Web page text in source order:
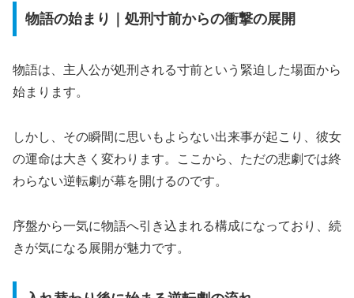
物語の始まり｜処刑寸前からの衝撃の展開
物語は、主人公が処刑される寸前という緊迫した場面から
始まります。
しかし、その瞬間に思いもよらない出来事が起こり、彼女
の運命は大きく変わります。ここから、ただの悲劇では終
わらない逆転劇が幕を開けるのです。
序盤から一気に物語へ引き込まれる構成になっており、続
きが気になる展開が魅力です。